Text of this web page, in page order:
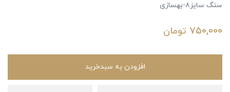
سنگ سایز۸-بهسازی
750,000 تومان
افزودن به سبدخرید